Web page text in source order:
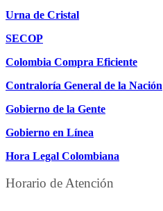
Urna de Cristal
SECOP
Colombia Compra Eficiente
Contraloría General de la Nación
Gobierno de la Gente
Gobierno en Línea
Hora Legal Colombiana
Horario de Atención